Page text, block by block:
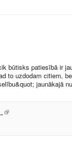
būtisks patiesībā ir
to uzdodam citiem,
jaunākajā